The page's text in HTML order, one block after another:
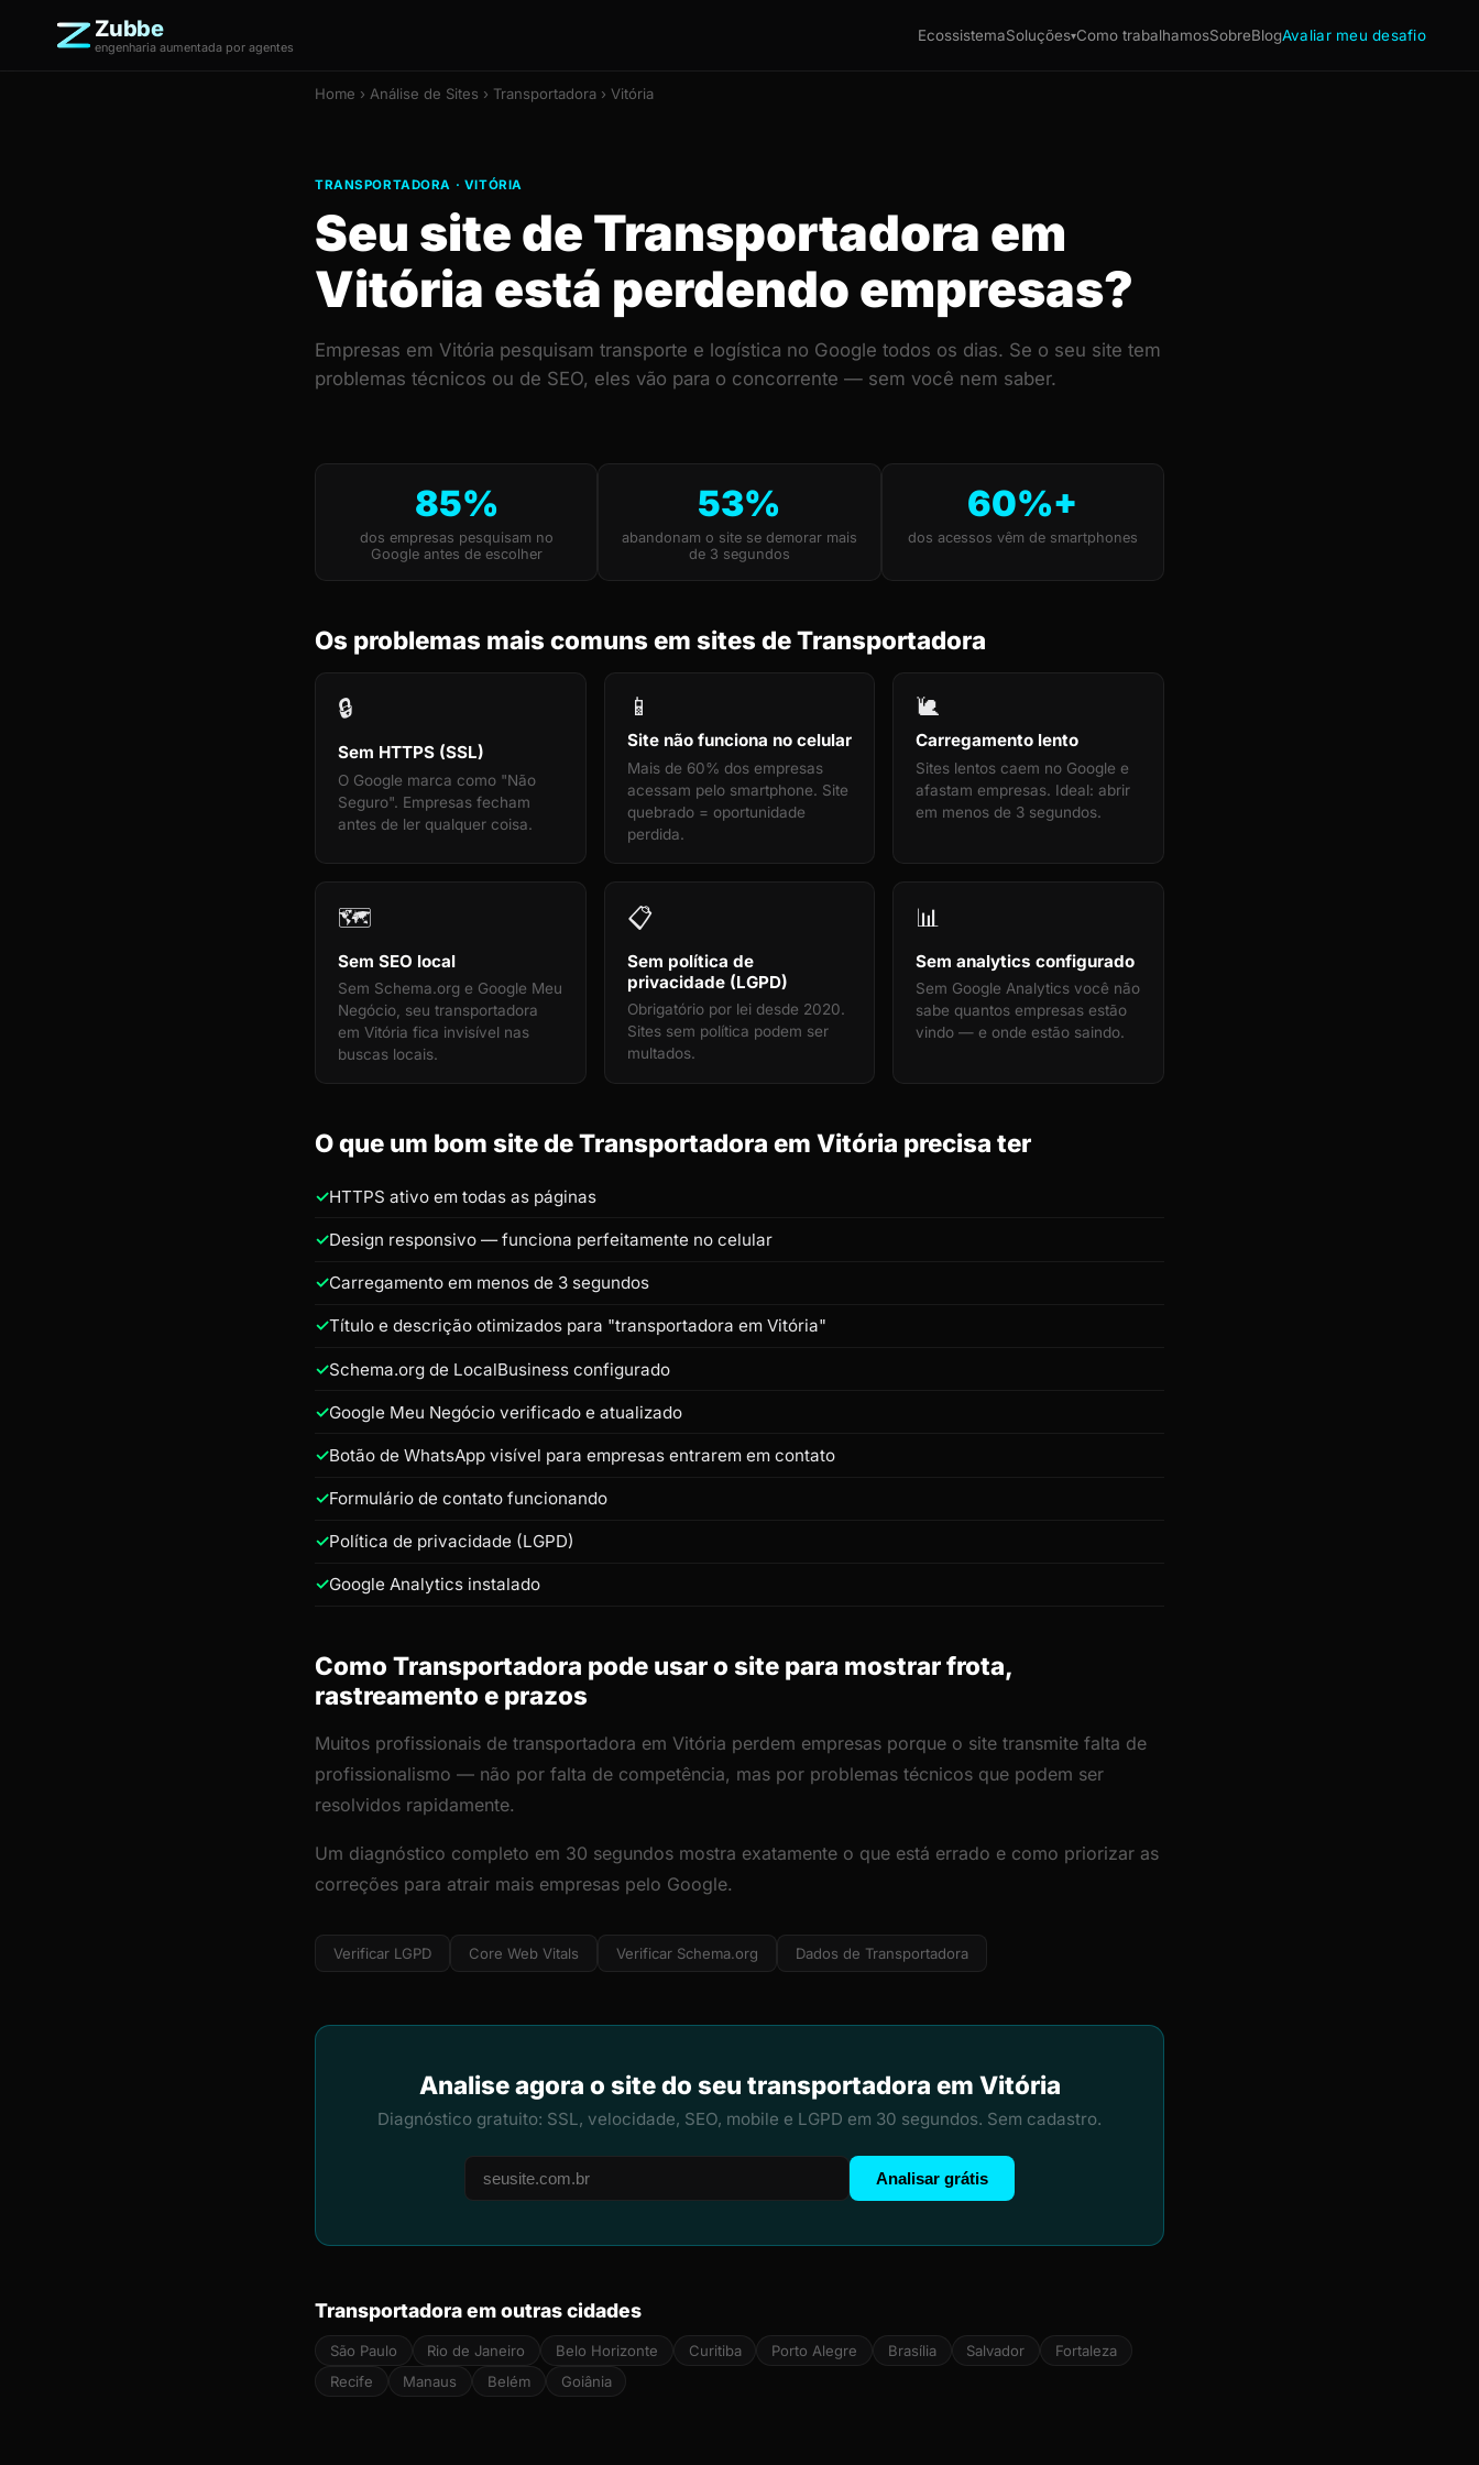
Zubbe
engenharia aumentada por agentes
EcossistemaSoluções▾Como trabalhamosSobreBlogAvaliar meu desafio
Home › Análise de Sites › Transportadora › Vitória
TRANSPORTADORA · VITÓRIA
Seu site de Transportadora em
Vitória está perdendo empresas?
Empresas em Vitória pesquisam transporte e logística no Google todos os dias. Se o seu site tem
problemas técnicos ou de SEO, eles vão para o concorrente — sem você nem saber.
85%
dos empresas pesquisam no
Google antes de escolher
53%
abandonam o site se demorar mais
de 3 segundos
60%+
dos acessos vêm de smartphones
Os problemas mais comuns em sites de Transportadora
🔒
Sem HTTPS (SSL)
O Google marca como "Não
Seguro". Empresas fecham
antes de ler qualquer coisa.
📱
Site não funciona no celular
Mais de 60% dos empresas
acessam pelo smartphone. Site
quebrado = oportunidade
perdida.
🐌
Carregamento lento
Sites lentos caem no Google e
afastam empresas. Ideal: abrir
em menos de 3 segundos.
🗺️
Sem SEO local
Sem Schema.org e Google Meu
Negócio, seu transportadora
em Vitória fica invisível nas
buscas locais.
📋
Sem política de
privacidade (LGPD)
Obrigatório por lei desde 2020.
Sites sem política podem ser
multados.
📊
Sem analytics configurado
Sem Google Analytics você não
sabe quantos empresas estão
vindo — e onde estão saindo.
O que um bom site de Transportadora em Vitória precisa ter
HTTPS ativo em todas as páginas
Design responsivo — funciona perfeitamente no celular
Carregamento em menos de 3 segundos
Título e descrição otimizados para "transportadora em Vitória"
Schema.org de LocalBusiness configurado
Google Meu Negócio verificado e atualizado
Botão de WhatsApp visível para empresas entrarem em contato
Formulário de contato funcionando
Política de privacidade (LGPD)
Google Analytics instalado
Como Transportadora pode usar o site para mostrar frota,
rastreamento e prazos
Muitos profissionais de transportadora em Vitória perdem empresas porque o site transmite falta de
profissionalismo — não por falta de competência, mas por problemas técnicos que podem ser
resolvidos rapidamente.
Um diagnóstico completo em 30 segundos mostra exatamente o que está errado e como priorizar as
correções para atrair mais empresas pelo Google.
Verificar LGPD Core Web Vitals Verificar Schema.org Dados de Transportadora
Analise agora o site do seu transportadora em Vitória
Diagnóstico gratuito: SSL, velocidade, SEO, mobile e LGPD em 30 segundos. Sem cadastro.
Analisar grátis
Transportadora em outras cidades
São Paulo Rio de Janeiro Belo Horizonte Curitiba Porto Alegre Brasília Salvador
Fortaleza
Recife
Manaus Belém Goiânia